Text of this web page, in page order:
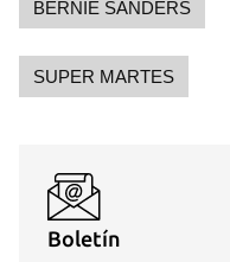
BERNIE SANDERS
SUPER MARTES
Boletín